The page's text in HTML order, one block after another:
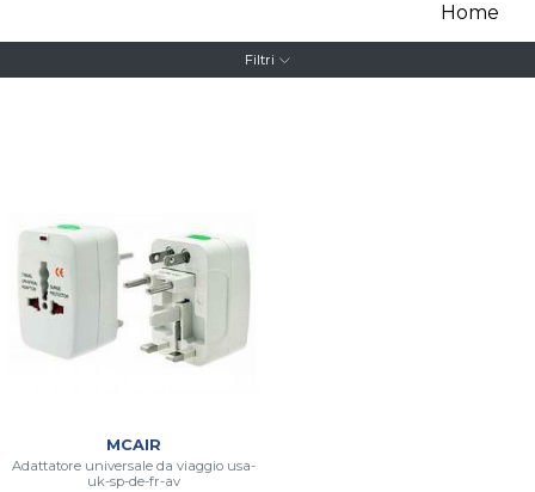
Home
Filtri
MCAIR
Adattatore universale da viaggio usa-
uk-sp-de-fr-av